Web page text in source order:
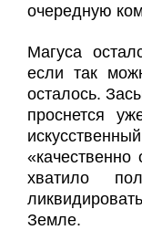
очередную
Магуса
если так
осталось.
проснется
хватило
Земле.